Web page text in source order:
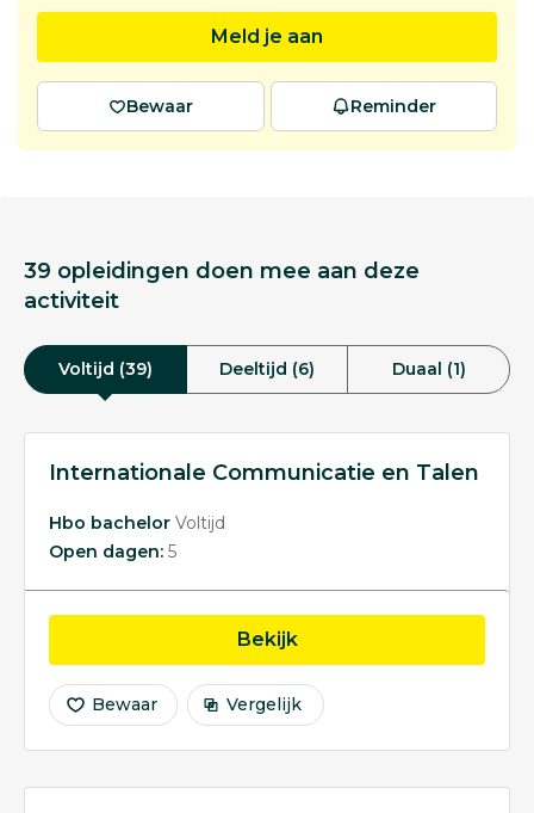
Meld je aan
Bewaar Reminder
39 opleidingen doen mee aan deze
activiteit
Voltijd (39) Deeltijd (6) Duaal (1)
Internationale Communicatie en Talen
Hbo bachelor Voltijd
Open dagen: 5
Bekijkopleiding
Bewaar Vergelijk